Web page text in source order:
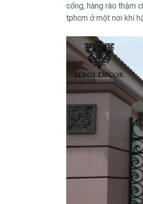
cổng, hàng rào thậm
tphcm ở một nơi khí